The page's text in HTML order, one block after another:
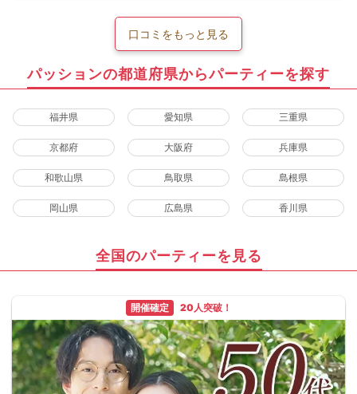
口コミをもっと見る
パッションの都道府県からパーティーを探す
福井県 愛知県 三重県
京都府 大阪府 兵庫県
和歌山県 鳥取県 島根県
岡山県 広島県 香川県
全国のパーティーを見る
開催確定 20人突破！